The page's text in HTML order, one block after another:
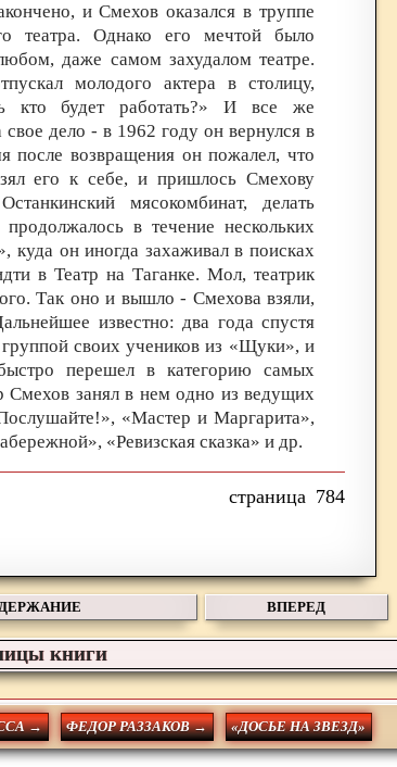
и Смехов оказался в труппе
театра. Однако его мечтой было
даже самом захудалом театре.
молодого актера в столицу,
кто будет работать?» И все же
свое дело - в 1962 году он вернулся в
после возвращения он пожалел, что
его к себе, и пришлось Смехову
мясокомбинат, делать
в течение нескольких
куда он иногда захаживал в поисках
в Театр на Таганке. Мол, театрик
Так оно и вышло - Смехова взяли,
известно: два года спустя
своих учеников из «Щуки», и
перешел в категорию самых
занял в нем одно из ведущих
«Мастер и Маргарита»,
«Ревизская сказка» и др.
784
ВПЕРЕД
книги
→ ФЕДОР РАЗЗАКОВ → «ДОСЬЕ НА ЗВЕЗД»